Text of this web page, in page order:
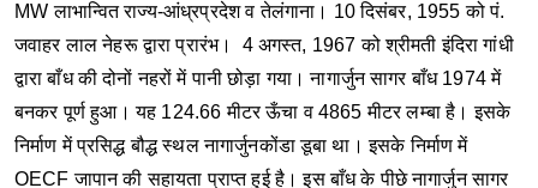
MW लाभान्वित राज्य-आंध्रप्रदेश व तेलंगाना। 10 दिसंबर, 1955 को पं.
जवाहर लाल नेहरू द्वारा प्रारंभ।
4 अगस्त, 1967 को श्रीमती इंदिरा गांधी
द्वारा बाँध की दोनों नहरों में पानी छोड़ा गया। नागार्जुन सागर बाँध 1974 में
बनकर पूर्ण हुआ। यह 124.66 मीटर ऊँचा व 4865 मीटर लम्बा है। इसके
निर्माण में प्रसिद्ध बौद्ध स्थल नागार्जुनकोंडा डूबा था। इसके निर्माण में
OECF जापान की सहायता प्राप्त हुई है। इस बाँध के पीछे नागार्जुन सागर